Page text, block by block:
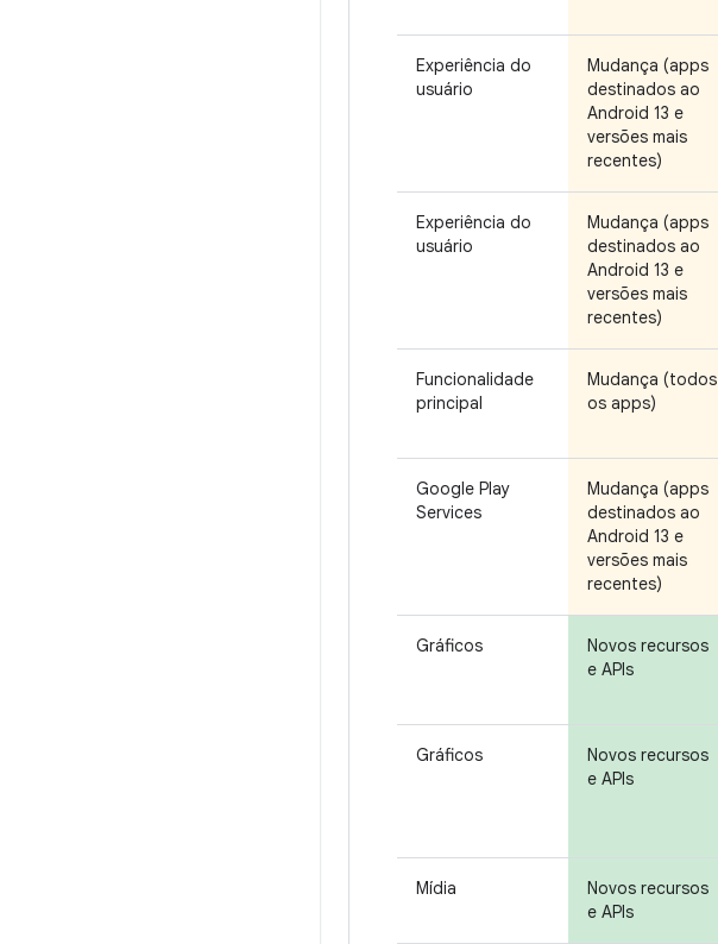
Experiência do
usuário
Mudança (apps
destinados ao
Android 13 e
versões mais
recentes)
Experiência do
usuário
Mudança (apps
destinados ao
Android 13 e
versões mais
recentes)
Funcionalidade
principal
Mudança (todos
os apps)
Google Play
Services
Mudança (apps
destinados ao
Android 13 e
versões mais
recentes)
Gráficos
Novos recursos
e APIs
Gráficos
Novos recursos
e APIs
Mídia
Novos recursos
e APIs